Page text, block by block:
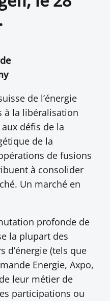
de l’énergie
à la libéralisation
défis de la
de la
de fusions
à consolider
Un marché en
profonde de
la plupart des
d’énergie (tels que
Energie, Axpo,
leur métier de
participations ou